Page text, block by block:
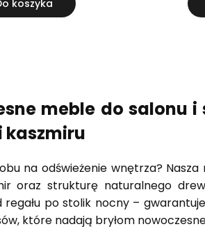
koszyka
meble do salonu
kaszmiru
na odświeżenie wnętrza?
oraz strukturę naturalnego
po stolik nocny –
które nadają bryłom